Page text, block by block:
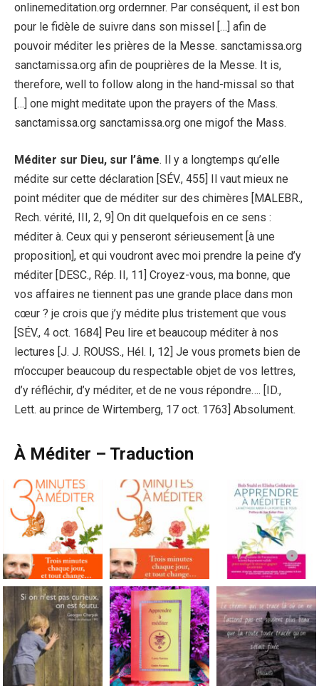
onlinemeditation.org ordernner. Par conséquent, il est bon
pour le fidèle de suivre dans son missel […] afin de
pouvoir méditer les prières de la Messe. sanctamissa.org
sanctamissa.org afin de pouprières de la Messe. It is,
therefore, well to follow along in the hand-missal so that
[…] one might meditate upon the prayers of the Mass.
sanctamissa.org sanctamissa.org one migof the Mass.
Méditer sur Dieu, sur l’âme. Il y a longtemps qu’elle
médite sur cette déclaration [SÉV., 455] Il vaut mieux ne
point méditer que de méditer sur des chimères [MALEBR.,
Rech. vérité, III, 2, 9] On dit quelquefois en ce sens :
méditer à. Ceux qui y penseront sérieusement [à une
proposition], et qui voudront avec moi prendre la peine d’y
méditer [DESC., Rép. II, 11] Croyez-vous, ma bonne, que
vos affaires ne tiennent pas une grande place dans mon
cœur ? je crois que j’y médite plus tristement que vous
[SÉV., 4 oct. 1684] Peu lire et beaucoup méditer à nos
lectures [J. J. ROUSS., Hél. I, 12] Je vous promets bien de
m’occuper beaucoup du respectable objet de vos lettres,
d’y réfléchir, d’y méditer, et de ne vous répondre…. [ID.,
Lett. au prince de Wirtemberg, 17 oct. 1763] Absolument.
À Méditer – Traduction